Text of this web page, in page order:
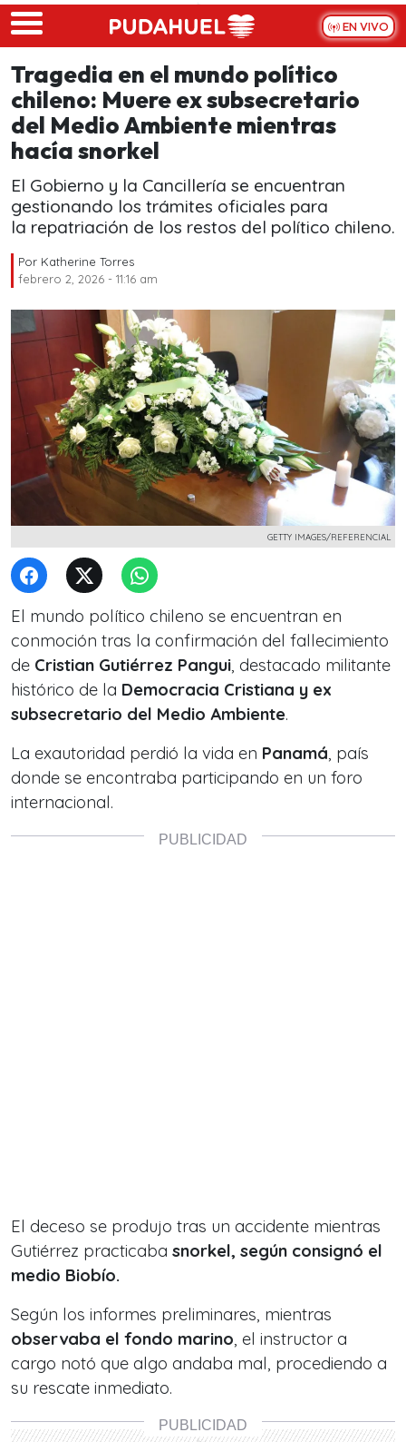
Skip to main content
EN VIVO
Tragedia en el mundo político
chileno: Muere ex subsecretario
del Medio Ambiente mientras
hacía snorkel
El Gobierno y la Cancillería se encuentran
gestionando los trámites oficiales para
la repatriación de los restos del político chileno.
Por Katherine Torres
febrero 2, 2026 - 11:16 am
GETTY IMAGES/REFERENCIAL
El mundo político chileno se encuentran en
conmoción tras la confirmación del fallecimiento
de Cristian Gutiérrez Pangui, destacado militante
histórico de la Democracia Cristiana y ex
subsecretario del Medio Ambiente.
La exautoridad perdió la vida en Panamá, país
donde se encontraba participando en un foro
internacional.
El deceso se produjo tras un accidente mientras
Gutiérrez practicaba snorkel, según consignó el
medio Biobío.
Según los informes preliminares, mientras
observaba el fondo marino, el instructor a
cargo notó que algo andaba mal, procediendo a
su rescate inmediato.